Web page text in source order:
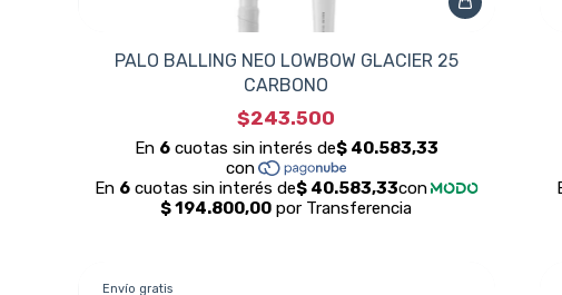
PALO BALLING NEO LOWBOW GLACIER 25
CARBONO
$243.500
Envío gratis